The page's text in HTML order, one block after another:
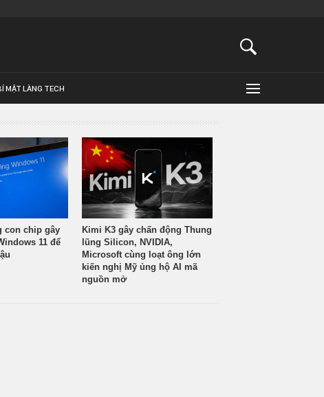
MẬT LÀNG TECH
con chip gây
11 để
Kimi K3 gây chấn động Thung
lũng Silicon, NVIDIA,
Microsoft cùng loạt ông lớn
kiến nghị Mỹ ủng hộ AI mã
nguồn mở